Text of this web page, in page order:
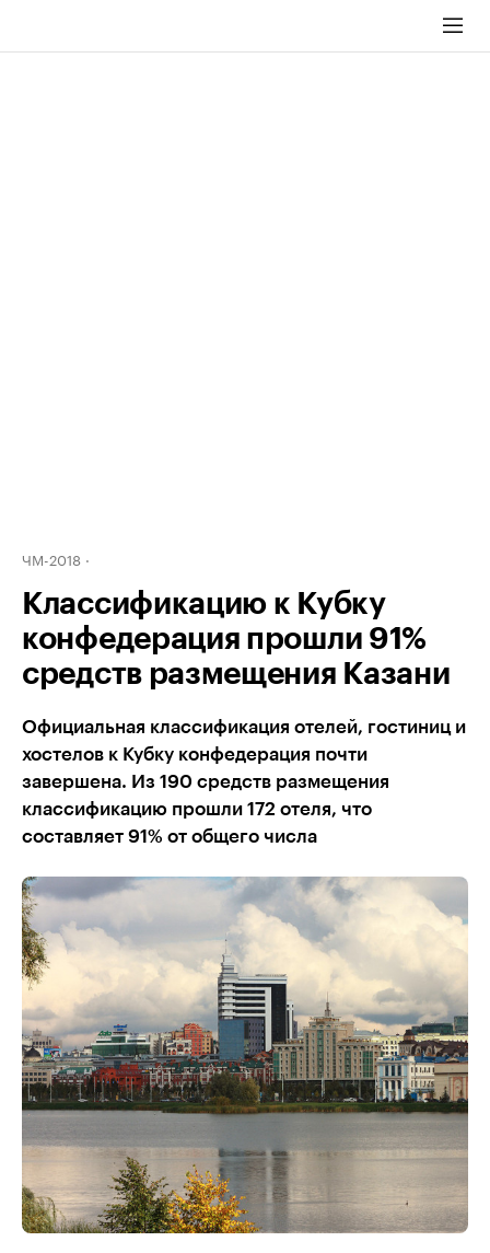
ЧМ-2018
Классификацию к Кубку
конфедерация прошли 91%
средств размещения Казани
Официальная классификация отелей, гостиниц и
хостелов к Кубку конфедерация почти
завершена. Из 190 средств размещения
классификацию прошли 172 отеля, что
составляет 91% от общего числа